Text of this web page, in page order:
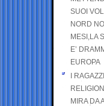
SUOI
NORD
MESI,LA
E’
EUROPA
I
MIRA DA